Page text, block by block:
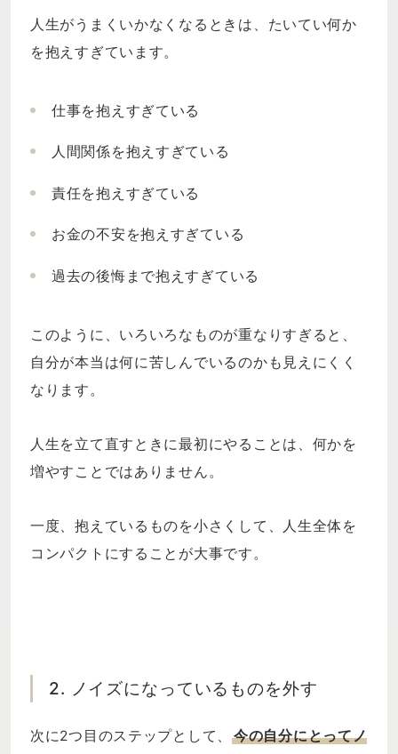
人生がうまくいかなくなるときは、たいてい何か
を抱えすぎています。
仕事を抱えすぎている
人間関係を抱えすぎている
責任を抱えすぎている
お金の不安を抱えすぎている
過去の後悔まで抱えすぎている
このように、いろいろなものが重なりすぎると、
自分が本当は何に苦しんでいるのかも見えにくく
なります。
人生を立て直すときに最初にやることは、何かを
増やすことではありません。
一度、抱えているものを小さくして、人生全体を
コンパクトにすることが大事です。
2. ノイズになっているものを外す
次に2つ目のステップとして、今の自分にとってノ